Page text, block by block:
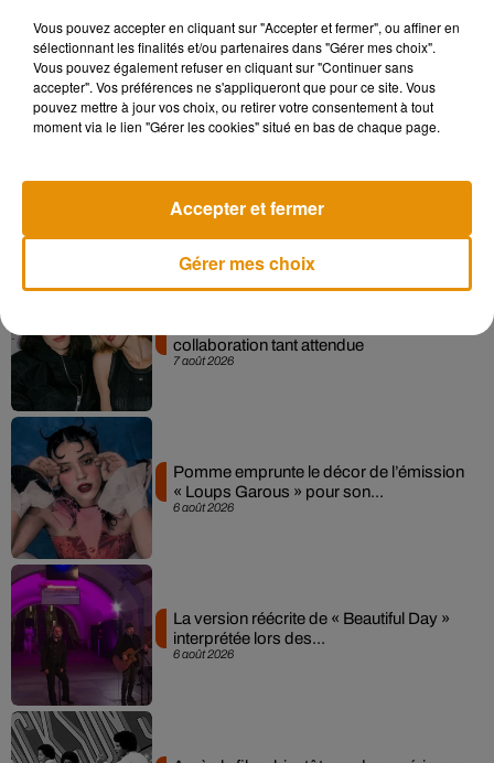
Musique
7 août 2026
Madonna sort enfin le remix de « Love
Sensation » avec Kylie Minogue
7 août 2026
collaboration tant attendue
6 août 2026
Pomme emprunte le décor de l’émission
« Loups Garous » pour son...
6 août 2026
La version réécrite de « Beautiful Day »
interprétée lors des...
Vous pouvez accepter en cliquant sur "Accepter et fermer", ou affiner en
sélectionnant les finalités et/ou partenaires dans "Gérer mes choix".
Vous pouvez également refuser en cliquant sur "Continuer sans
accepter". Vos préférences ne s'appliqueront que pour ce site. Vous
pouvez mettre à jour vos choix, ou retirer votre consentement à tout
moment via le lien "Gérer les cookies" situé en bas de chaque page.
Gérer mes choix
Accepter et fermer